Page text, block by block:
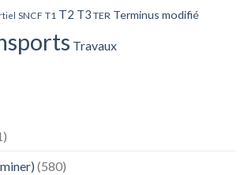
SNCF T1 T2 T3 TER Terminus modifié
Travaux
(580)